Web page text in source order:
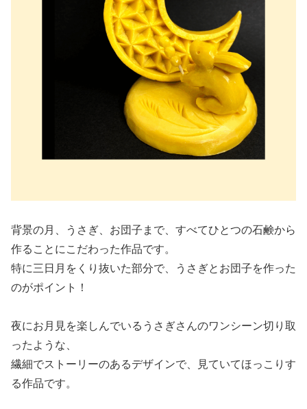
背景の月、うさぎ、お団子まで、 すべてひとつの石鹸から
作ることにこだわった作品です。
特に三日月をくり抜いた部分で、うさぎとお団子を作った
のがポイント！
夜にお月見を楽しんでいるうさぎさんのワンシーン切り取
ったような、
繊細でストーリーのあるデザインで、見ていてほっこりす
る作品です。